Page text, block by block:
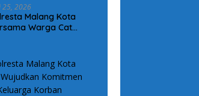
25, 2026
Malang Kota
Warga Cat